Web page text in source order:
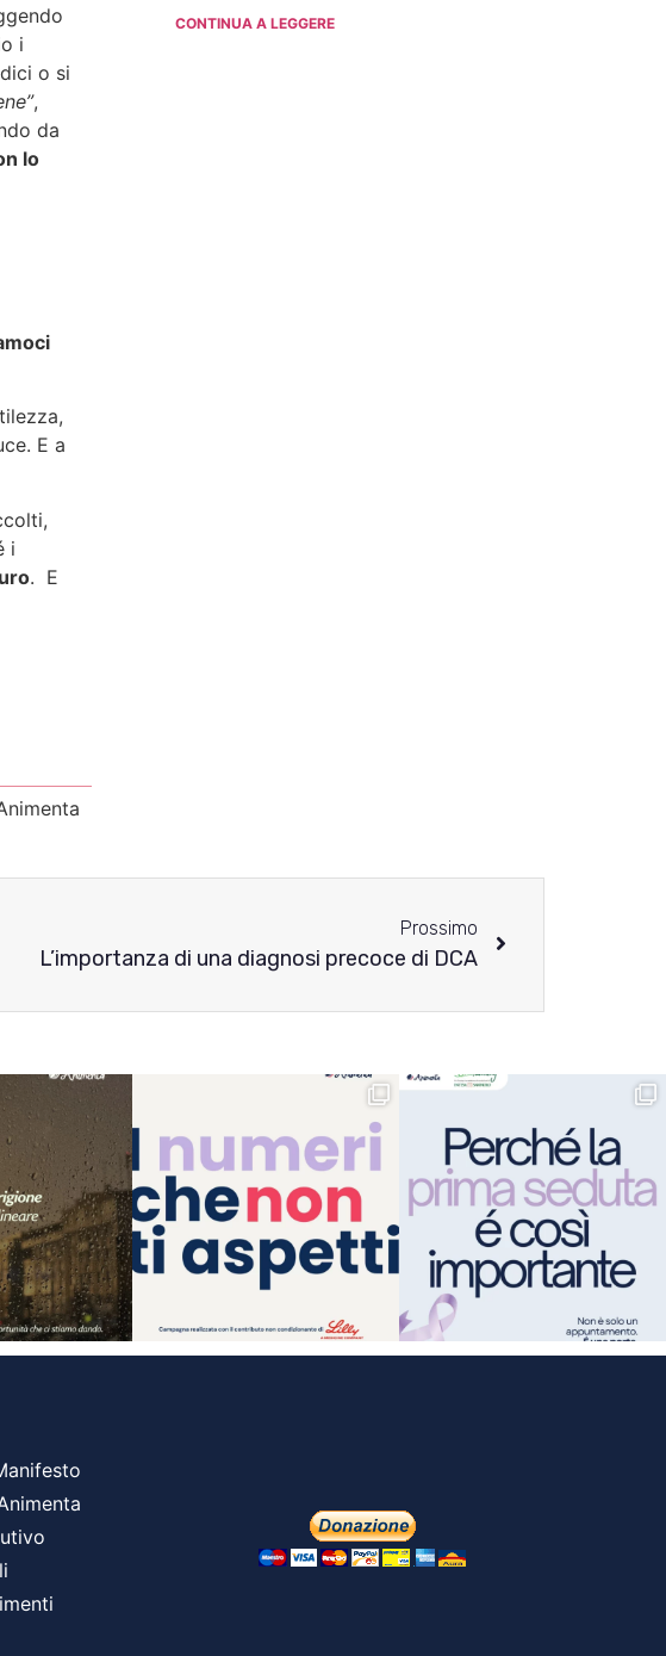
i
o si
,
da
lo
E a
i
. E
CONTINUA A LEGGERE
Prossimo
L’importanza di una diagnosi precoce di DCA